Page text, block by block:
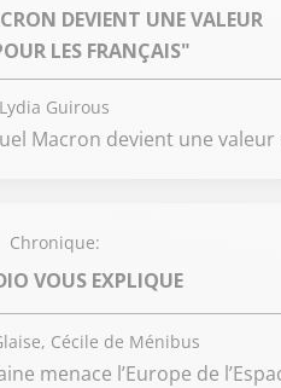
DEVIENT UNE VALEUR
LES FRANÇAIS"
Lydia Guirous
Macron devient une
Chronique:
VOUS EXPLIQUE
Cécile de Ménibus
menace l’Europe de